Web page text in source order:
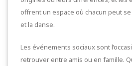
offrent un espace où chacun peut
et la danse.
Les événements sociaux sont
retrouver entre amis ou en famille.